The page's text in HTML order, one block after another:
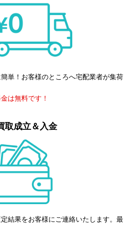
単！お客様のところへ宅配業者が集荷
は無料です！
取成立＆入金
結果をお客様にご連絡いたします。最